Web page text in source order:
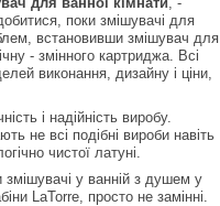
поки змішувачі для
встановивши змішувач для
- змінного картриджа. Всі
виконання, дизайну і ціни,
і надійність виробу.
не всі подібні вироби навіть
чистої латуні.
у ванній з душем у
LaTorre, просто не замінні.